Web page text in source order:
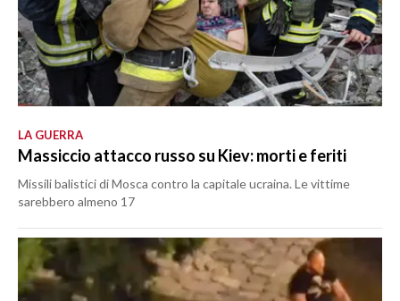
LA GUERRA
Massiccio attacco russo su Kiev: morti e feriti
Missili balistici di Mosca contro la capitale ucraina. Le vittime
sarebbero almeno 17